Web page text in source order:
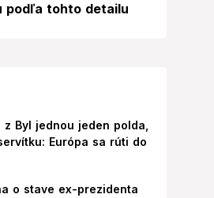
podľa tohto detailu
Byl jednou jeden polda,
Európa sa rúti do
o stave ex-prezidenta